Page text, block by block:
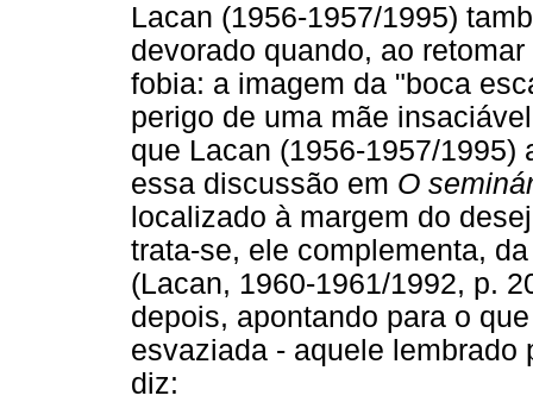
Lacan (1956-1957/1995)
devorado quando, ao
fobia: a imagem da "boca
perigo de uma mãe
que Lacan (1956-1957/1995)
essa discussão em O
localizado à margem do
trata-se, ele complementa,
(Lacan, 1960-1961/1992, p.
depois, apontando para o
esvaziada - aquele lembrado
diz: